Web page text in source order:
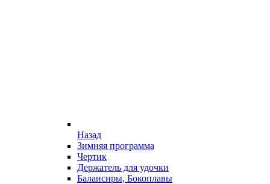
Назад
Зимняя программа
Чертик
Держатель для удочки
Балансиры, Бокоплавы